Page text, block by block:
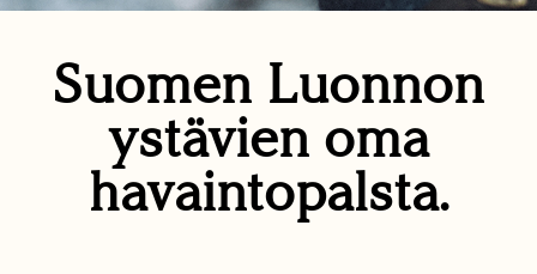
Suomen Luonnon
ystävien oma
havaintopalsta.